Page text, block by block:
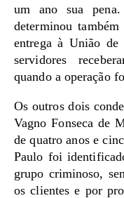
um ano sua
determinou
entrega à União
servidores
quando a operação
Os outros dois
Vagno Fonseca de
de quatro anos e
Paulo foi
grupo criminoso,
os clientes e por